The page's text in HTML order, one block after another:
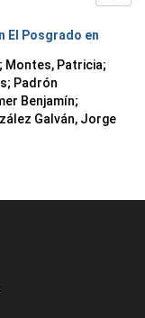
El Posgrado en
; Montes, Patricia;
; Padrón
Benjamín;
Galván, Jorge